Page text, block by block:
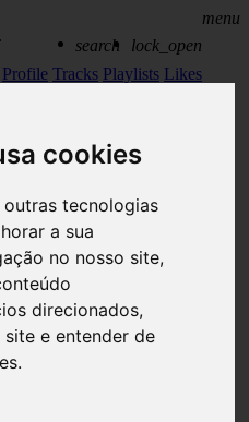
cookies
tecnologias
a sua
no nosso site,
direcionados,
e entender de
menu
lock_open
search
Profile Tracks Playlists Likes
Low
as faixas de indie eletrónico
descontraído e alternativo.